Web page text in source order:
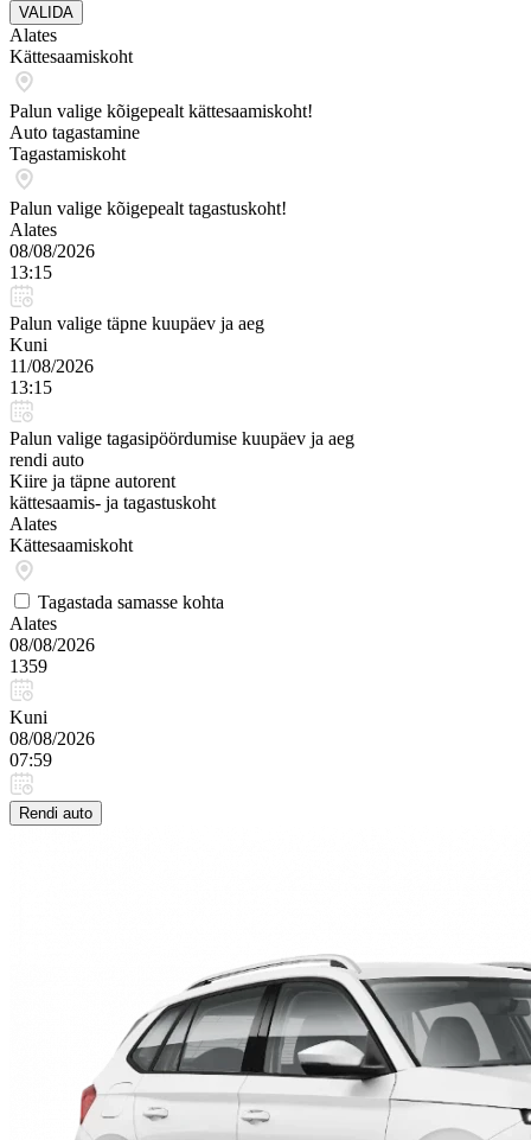
VALIDA
Alates
Kättesaamiskoht
Palun valige kõigepealt kättesaamiskoht!
Auto tagastamine
Tagastamiskoht
Palun valige kõigepealt tagastuskoht!
Alates
08/08/2026
13:15
Palun valige täpne kuupäev ja aeg
Kuni
11/08/2026
13:15
Palun valige tagasipöördumise kuupäev ja aeg
rendi auto
Kiire ja täpne autorent
kättesaamis- ja tagastuskoht
Alates
Kättesaamiskoht
Tagastada samasse kohta
Alates
08/08/2026
1359
Kuni
08/08/2026
07:59
Rendi auto